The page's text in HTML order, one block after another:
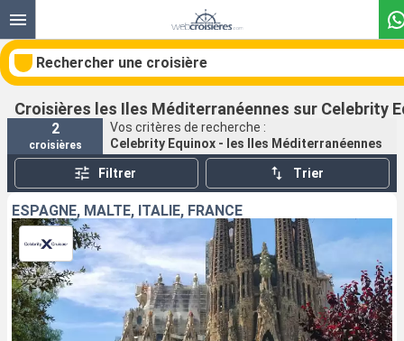
Rechercher une croisière
Nos destinations
Mois de départ
Ports Compagnies
Rechercher
Croisières les Iles Méditerranéennes sur Celebrity
2
croisières
Vos critères de recherche :
Celebrity Equinox - les Iles Méditerranéennes
Filtrer Trier
ESPAGNE, MALTE, ITALIE, FRANCE